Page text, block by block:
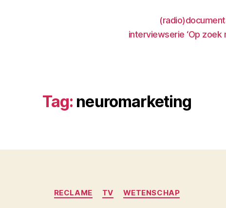
interviewserie ‘Op zoek
Tag: neuromarketing
Categories
RECLAME TV WETENSCHAP